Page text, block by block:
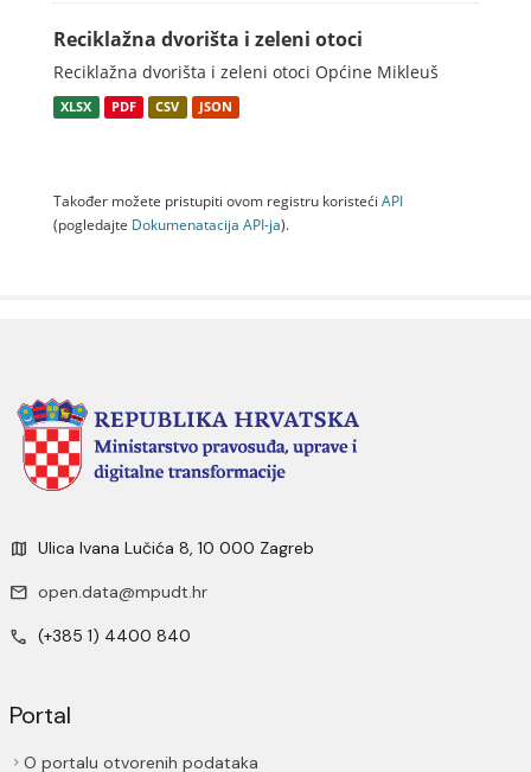
Reciklažna dvorišta i zeleni otoci
Reciklažna dvorišta i zeleni otoci Općine Mikleuš
XLSX PDF CSV JSON
Također možete pristupiti ovom registru koristeći API
(pogledajte Dokumenаtаcijа API-jа).